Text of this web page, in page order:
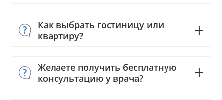
Как выбрать гостиницу или
квартиру?
Желаете получить бесплатную
консультацию у врача?